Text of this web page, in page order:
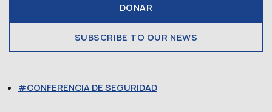
DONAR
SUBSCRIBE TO OUR NEWS
CONFERENCIA DE SEGURIDAD